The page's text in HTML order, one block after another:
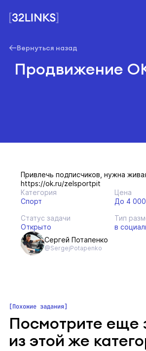
Вернуться назад
Продвижение
Привлечь подписчиков, нужна
https://ok.ru/zelsportpit
Категория
Спорт
Цена
До 4
Статус задачи
Открыто
Тип
в
Сергей Потапенко
@SergejPotapenko
Похожие задания
Посмотрите еще
из этой же